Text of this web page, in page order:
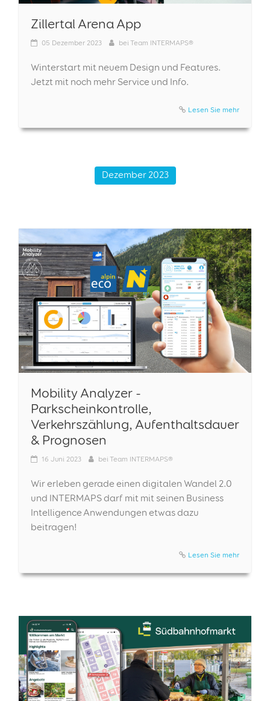
Zillertal Arena App
05 Dezember 2023 bei Team INTERMAPS®
Winterstart mit neuem Design und Features.
Jetzt mit noch mehr Service und Info.
Lesen Sie mehr
Dezember 2023
Mobility Analyzer -
Parkscheinkontrolle,
Verkehrszählung, Aufenthaltsdauer
& Prognosen
16 Juni 2023 bei Team INTERMAPS®
Wir erleben gerade einen digitalen Wandel 2.0
und INTERMAPS darf mit mit seinen Business
Intelligence Anwendungen etwas dazu
beitragen!
Lesen Sie mehr